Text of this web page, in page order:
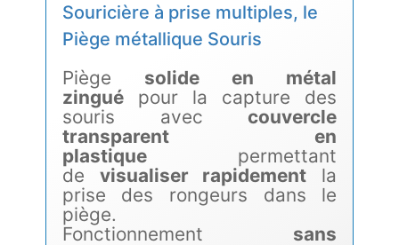
Souricière à prise multiples, le
Piège métallique Souris
Piège solide en métal
zinguépour la capture des
souris aveccouvercle
transparent en
plastiquepermettant
de visualiser rapidement la
prise des rongeurs dans le
piège.
Fonctionnement sans